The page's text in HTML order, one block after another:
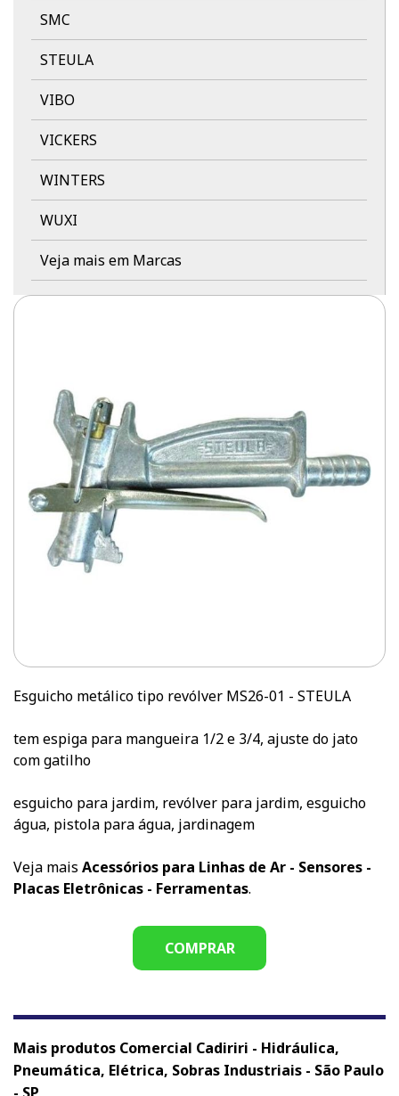
SMC
STEULA
VIBO
VICKERS
WINTERS
WUXI
Veja mais em Marcas
Esguicho metálico tipo revólver MS26-01 - STEULA
tem espiga para mangueira 1/2 e 3/4, ajuste do jato
com gatilho
esguicho para jardim, revólver para jardim, esguicho
água, pistola para água, jardinagem
Veja mais Acessórios para Linhas de Ar - Sensores -
Placas Eletrônicas - Ferramentas.
COMPRAR
Mais produtos Comercial Cadiriri - Hidráulica,
Pneumática, Elétrica, Sobras Industriais - São Paulo